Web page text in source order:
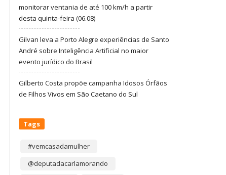
monitorar ventania de até 100 km/h a partir
desta quinta-feira (06.08)
Gilvan leva a Porto Alegre experiências de Santo
André sobre Inteligência Artificial no maior
evento jurídico do Brasil
Gilberto Costa propõe campanha Idosos Órfãos
de Filhos Vivos em São Caetano do Sul
Tags
#vemcasadamulher
@deputadacarlamorando